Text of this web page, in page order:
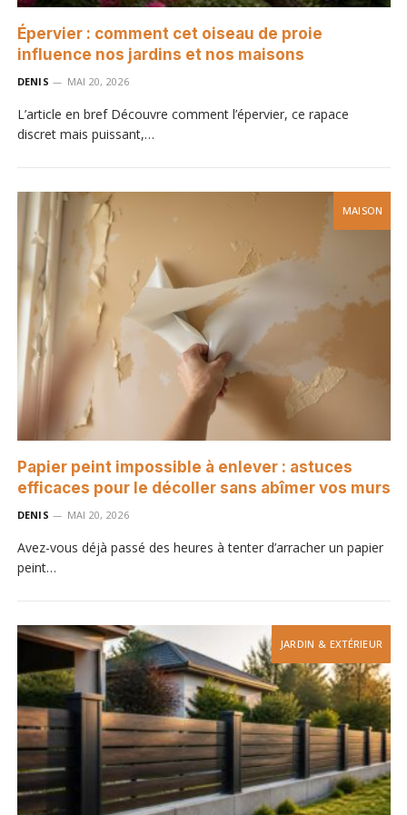
Épervier : comment cet oiseau de proie
influence nos jardins et nos maisons
DENIS MAI 20, 2026
L’article en bref Découvre comment l’épervier, ce rapace
discret mais puissant,…
MAISON
Papier peint impossible à enlever : astuces
efficaces pour le décoller sans abîmer vos murs
DENIS MAI 20, 2026
Avez-vous déjà passé des heures à tenter d’arracher un papier
peint…
JARDIN & EXTÉRIEUR